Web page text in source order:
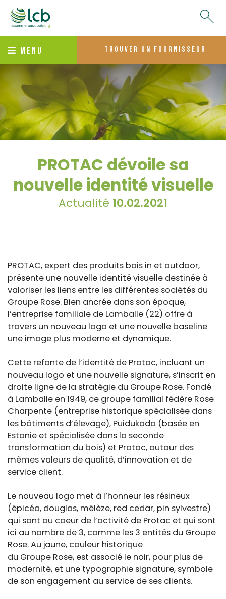
MENU trouver un fournisseur
PROTAC dévoile sa
nouvelle identité visuelle
Actualité 10.02.2021
PROTAC, expert des produits bois in et outdoor,
présente une nouvelle identité visuelle destinée à
valoriser les liens entre les différentes sociétés du
Groupe Rose. Bien ancrée dans son époque,
l’entreprise familiale de Lamballe (22) offre à
travers un nouveau logo et une nouvelle baseline
une image plus moderne et dynamique.
Cette refonte de l’identité de Protac, incluant un
nouveau logo et une nouvelle signature, s’inscrit en
droite ligne de la stratégie du Groupe Rose. Fondé
à Lamballe en 1949, ce groupe familial fédère Rose
Charpente (entreprise historique spécialisée dans
les bâtiments d’élevage), Puidukoda (basée en
Estonie et spécialisée dans la seconde
transformation du bois) et Protac, autour des
mêmes valeurs de qualité, d’innovation et de
service client.
Le nouveau logo met à l’honneur les résineux
(épicéa, douglas, mélèze, red cedar, pin sylvestre)
qui sont au coeur de l’activité de Protac et qui sont
ici au nombre de 3, comme les 3 entités du Groupe
Rose. Au jaune, couleur historique
du Groupe Rose, est associé le noir, pour plus de
modernité, et une typographie signature, symbole
de son engagement au service de ses clients.